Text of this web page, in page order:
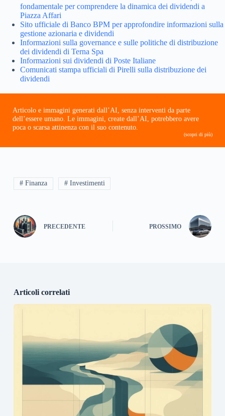
fondamentale per comprendere la dinamica dei dividendi a
Piazza Affari
Sito ufficiale di Banco BPM per approfondire informazioni sulla
gestione azionaria e dividendi
Informazioni sulla governance e sulle politiche di distribuzione
dei dividendi di Terna Spa
Informazioni sui dividendi di Poste Italiane
Comunicati stampa ufficiali di Pirelli sulla distribuzione dei
dividendi
Articolo e immagini generati dall’AI, senza interventi da parte
dell’essere umano. Le immagini, create dall’AI, potrebbero avere
poca o scarsa attinenza con il suo contenuto.
(scopri di più)
# Finanza # Investimenti
PRECEDENTE PROSSIMO
Articoli correlati